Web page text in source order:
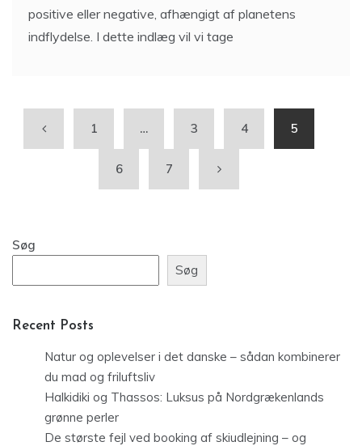
positive eller negative, afhængigt af planetens
indflydelse. I dette indlæg vil vi tage
1 … 3 4 5
6 7
Søg
Søg
Recent Posts
Natur og oplevelser i det danske – sådan kombinerer
du mad og friluftsliv
Halkidiki og Thassos: Luksus på Nordgrækenlands
grønne perler
De største fejl ved booking af skiudlejning – og